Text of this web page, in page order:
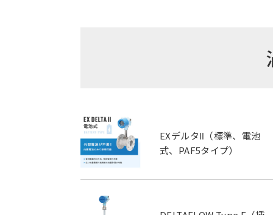
EXデルタⅡ（標準、電池
式、PAF5タイプ）